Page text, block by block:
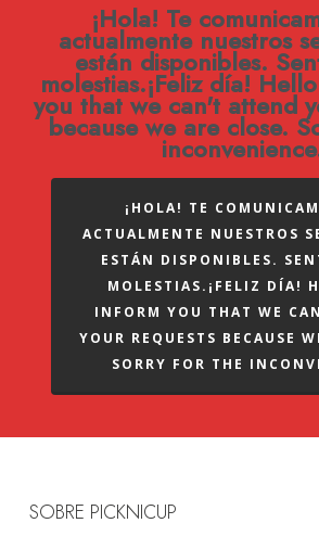
¡Hola! Te
actualmente nuestros
están disponibles.
molestias.¡Feliz día!
you that we can't attend
because we are close.
¡HOLA! TE
ACTUALMENTE NUESTROS
ESTÁN DISPONIBLES.
MOLESTIAS.¡FELIZ DÍA!
INFORM YOU THAT WE
YOUR REQUESTS BECAUSE
SORRY FOR THE
SOBRE PICKNICUP